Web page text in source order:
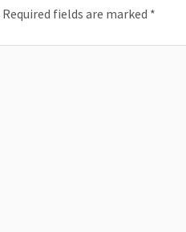
Required fields are marked *